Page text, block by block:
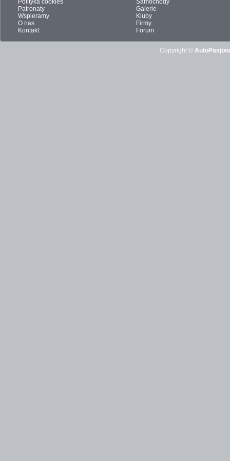
Polityka cookies
Patronaty
Wspieramy
O nas
Kontakt
Samochody
Galerie
Kluby
Firmy
Forum
Copyright ©